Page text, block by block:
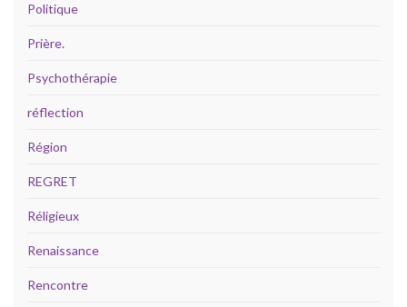
Politique
Prière.
Psychothérapie
réflection
Région
REGRET
Réligieux
Renaissance
Rencontre